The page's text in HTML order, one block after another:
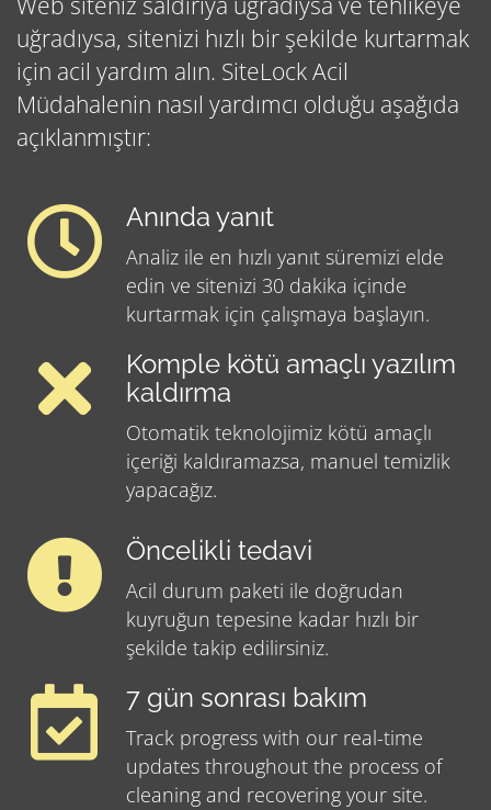
uğradıysa, sitenizi hızlı bir şekilde kurtarmak
için acil yardım alın. SiteLock Acil
Müdahalenin nasıl yardımcı olduğu aşağıda
açıklanmıştır:
Anında yanıt
Analiz ile en hızlı yanıt süremizi elde
edin ve sitenizi 30 dakika içinde
kurtarmak için çalışmaya başlayın.
Komple kötü amaçlı yazılım
kaldırma
Otomatik teknolojimiz kötü amaçlı
içeriği kaldıramazsa, manuel temizlik
yapacağız.
Öncelikli tedavi
Acil durum paketi ile doğrudan
kuyruğun tepesine kadar hızlı bir
şekilde takip edilirsiniz.
7 gün sonrası bakım
Track progress with our real-time
updates throughout the process of
cleaning and recovering your site.